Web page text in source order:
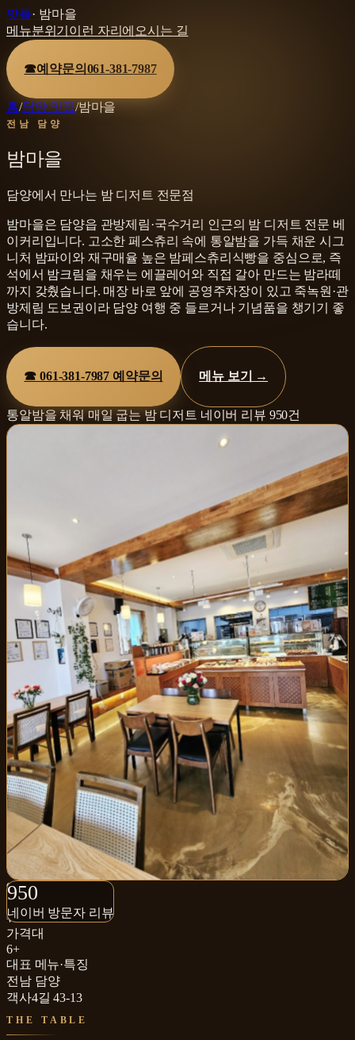
맛플· 밤마을
메뉴분위기 이런 자리에 오시는 길
☎예약문의 061-381-7987
홈/담양 맛집/밤마을
전남 담양
밤마을
담양에서 만나는 밤 디저트 전문점
밤마을은 담양읍 관방제림·국수거리 인근의 밤 디저트 전문 베
이커리입니다. 고소한 페스츄리 속에 통알밤을 가득 채운 시그
니처 밤파이와 재구매율 높은 밤페스츄리식빵을 중심으로, 즉
석에서 밤크림을 채우는 에끌레어와 직접 갈아 만드는 밤라떼
까지 갖췄습니다. 매장 바로 앞에 공영주차장이 있고 죽녹원·관
방제림 도보권이라 담양 여행 중 들르거나 기념품을 챙기기 좋
습니다.
☎061-381-7987 예약문의 메뉴 보기 →
통알밤을 채워 매일 굽는 밤 디저트 네이버 리뷰 950건
950
네이버 방문자 리뷰
950+
네이버 방문자 리뷰
₩
가격대
6+
대표 메뉴·특징
전남 담양
객사4길 43-13
THE TABLE